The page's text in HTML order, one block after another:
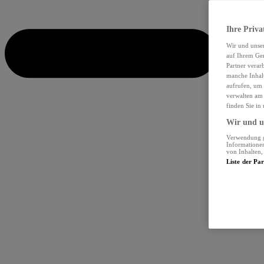
Ihre
Wir und
auf Ihrem
Partner
manche
aufrufen, um
verwalten
finden Sie in
Wir und
Verwendung
von Inhalten,
Liste der